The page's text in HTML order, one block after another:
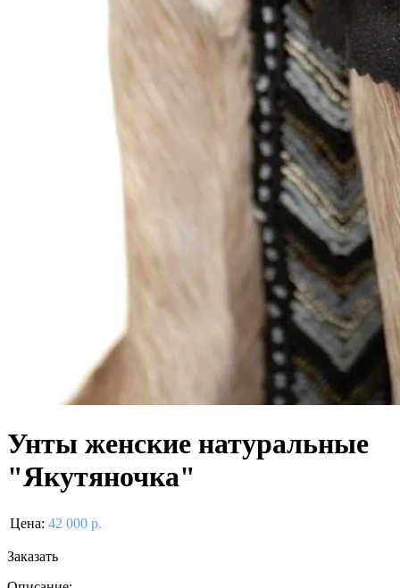
Унты женские натуральные
"Якутяночка"
Цена: 42 000 р.
Заказать